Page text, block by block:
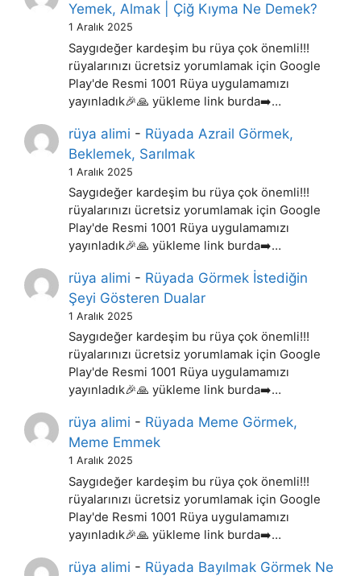
Yemek, Almak | Çiğ Kıyma Ne Demek?
1 Aralık 2025
Saygıdeğer kardeşim bu rüya çok önemli!!!
rüyalarınızı ücretsiz yorumlamak için Google
Play'de Resmi 1001 Rüya uygulamamızı
yayınladık🎉🙏 yükleme link burda➡️…
rüya alimi - Rüyada Azrail Görmek,
Beklemek, Sarılmak
1 Aralık 2025
Saygıdeğer kardeşim bu rüya çok önemli!!!
rüyalarınızı ücretsiz yorumlamak için Google
Play'de Resmi 1001 Rüya uygulamamızı
yayınladık🎉🙏 yükleme link burda➡️…
rüya alimi - Rüyada Görmek İstediğin
Şeyi Gösteren Dualar
1 Aralık 2025
Saygıdeğer kardeşim bu rüya çok önemli!!!
rüyalarınızı ücretsiz yorumlamak için Google
Play'de Resmi 1001 Rüya uygulamamızı
yayınladık🎉🙏 yükleme link burda➡️…
rüya alimi - Rüyada Meme Görmek,
Meme Emmek
1 Aralık 2025
Saygıdeğer kardeşim bu rüya çok önemli!!!
rüyalarınızı ücretsiz yorumlamak için Google
Play'de Resmi 1001 Rüya uygulamamızı
yayınladık🎉🙏 yükleme link burda➡️…
rüya alimi - Rüyada Bayılmak Görmek Ne